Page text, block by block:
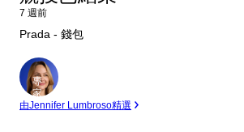
7 週前
Prada - 錢包
專
家
由Jennifer Lumbroso精選